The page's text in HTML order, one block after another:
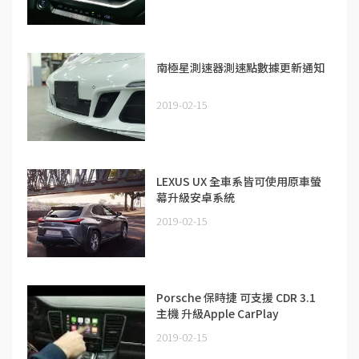
南極星測速器測速點數據更新通知
2019-02-15
LEXUS UX 全車系皆可使用原車螢
幕升級安卓系統
2019-02-15
Porsche 保時捷 可支援 CDR 3.1
主機 升級Apple CarPlay
2019-02-15